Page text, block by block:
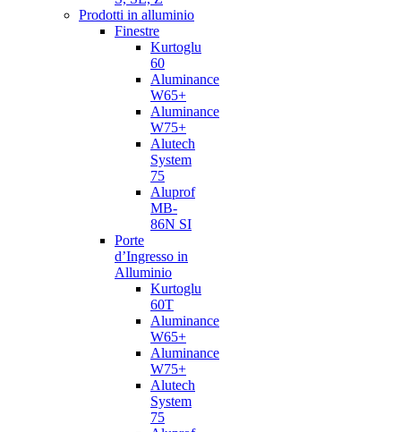
Prodotti in alluminio
Finestre
Kurtoglu
60
Aluminance
W65+
Aluminance
W75+
Alutech
System
75
Aluprof
MB-
86N SI
Porte
d’Ingresso in
Alluminio
Kurtoglu
60T
Aluminance
W65+
Aluminance
W75+
Alutech
System
75